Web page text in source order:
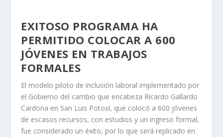
EXITOSO PROGRAMA HA
PERMITIDO COLOCAR A 600
JÓVENES EN TRABAJOS
FORMALES
El modelo piloto de inclusión laboral implementado por
el Gobierno del cambio que encabeza Ricardo Gallardo
Cardona en San Luis Potosí, que colocó a 600 jóvenes
de escasos recursos, con estudios y un ingreso formal,
fue considerado un éxito, por lo que será replicado en